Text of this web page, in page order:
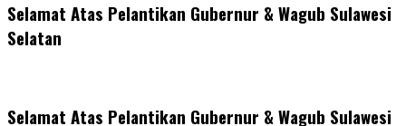
Selamat Atas Pelantikan Gubernur & Wagub Sulawesi
Selatan
Selamat Atas Pelantikan Gubernur & Wagub Sulawesi